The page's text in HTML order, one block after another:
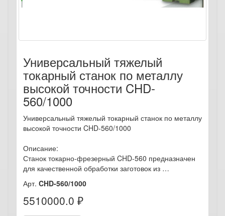
Универсальный тяжелый
токарный станок по металлу
высокой точности CHD-
560/1000
Универсальный тяжелый токарный станок по металлу
высокой точности CHD-560/1000
Описание:
Станок токарно-фрезерный CHD-560 предназначен
для качественной обработки заготовок из …
Арт. CHD-560/1000
5510000.0 ₽